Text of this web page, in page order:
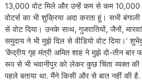
13,000 वोट मिले और उन्हें कम से कम 10,000
वोटर्स का भी शुक्रिया अदा करता हूं। सभी
से वोट दिया। उनके साथ, गुजरातियों, जैनों,
समुदाय ने भी मुझे दिल से वीडियो वोट दिया।’
‘केंद्रीय गृह मंत्री अमित शाह ने मुझे दो-तीन बार
रूप से भी भवानीपुर को लेकर कुछ चिंता व्यक्त
पहले बताया था. मैंने किसी और से बात नहीं की